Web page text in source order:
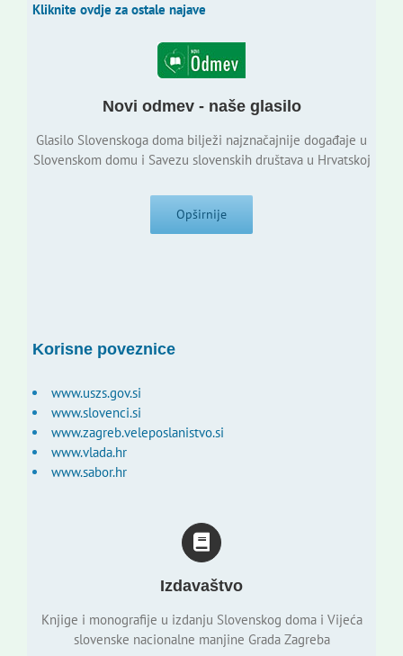
Kliknite ovdje za ostale najave
Novi odmev - naše glasilo
Glasilo Slovenskoga doma bilježi najznačajnije događaje u
Slovenskom domu i Savezu slovenskih društava u Hrvatskoj
Opširnije
Korisne poveznice
www.uszs.gov.si
www.slovenci.si
www.zagreb.veleposlanistvo.si
www.vlada.hr
www.sabor.hr
Izdavaštvo
Knjige i monografije u izdanju Slovenskog doma i Vijeća
slovenske nacionalne manjine Grada Zagreba